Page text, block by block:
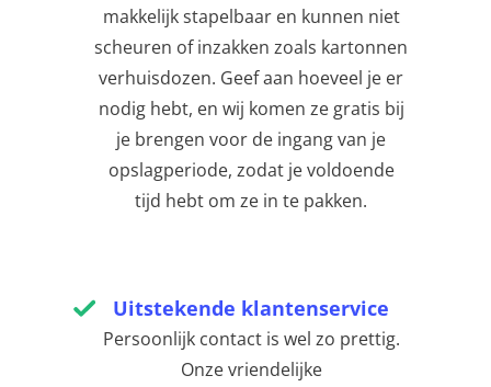
makkelijk stapelbaar en kunnen niet
scheuren of inzakken zoals kartonnen
verhuisdozen. Geef aan hoeveel je er
nodig hebt, en wij komen ze gratis bij
je brengen voor de ingang van je
opslagperiode, zodat je voldoende
tijd hebt om ze in te pakken.
Uitstekende klantenservice
Persoonlijk contact is wel zo prettig.
Onze vriendelijke